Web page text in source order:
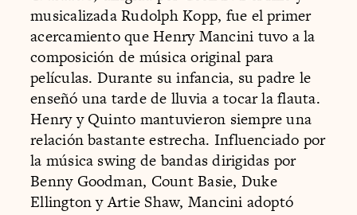
musicalizada Rudolph Kopp, fue el primer
acercamiento que Henry Mancini tuvo a la
composición de música original para
películas. Durante su infancia, su padre le
enseñó una tarde de lluvia a tocar la flauta.
Henry y Quinto mantuvieron siempre una
relación bastante estrecha. Influenciado por
la música swing de bandas dirigidas por
Benny Goodman, Count Basie, Duke
Ellington y Artie Shaw, Mancini adoptó